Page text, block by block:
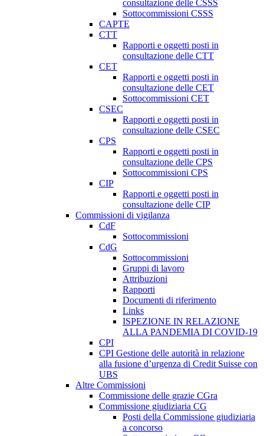
consultazione delle CSSS
Sottocommissioni CSSS
CAPTE
CTT
Rapporti e oggetti posti in
consultazione delle CTT
CET
Rapporti e oggetti posti in
consultazione delle CET
Sottocommissioni CET
CSEC
Rapporti e oggetti posti in
consultazione delle CSEC
CPS
Rapporti e oggetti posti in
consultazione delle CPS
Sottocommissioni CPS
CIP
Rapporti e oggetti posti in
consultazione delle CIP
Commissioni di vigilanza
CdF
Sottocommissioni
CdG
Sottocommissioni
Gruppi di lavoro
Attribuzioni
Rapporti
Documenti di riferimento
Links
ISPEZIONE IN RELAZIONE
ALLA PANDEMIA DI COVID-19
CPI
CPI Gestione delle autorità in relazione
alla fusione d’urgenza di Credit Suisse con
UBS
Altre Commissioni
Commissione delle grazie CGra
Commissione giudiziaria CG
Posti della Commissione giudiziaria
a concorso